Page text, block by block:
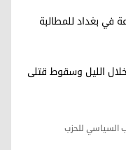
في بغداد للمطالبة
السياسي للحزب